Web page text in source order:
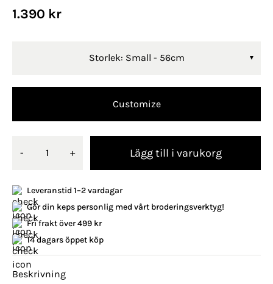
1.390 kr
Storlek: Small - 56cm
Customize
- + Lägg till i varukorg
Leveranstid 1–2 vardagar
Gör din keps personlig med vårt broderingsverktyg!
Fri frakt över 499 kr
14 dagars öppet köp
Beskrivning